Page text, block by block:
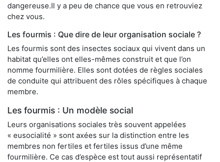
dangereuse.Il y a peu de chance que vous en retrouviez
chez vous.
Les fourmis : Que dire de leur organisation sociale ?
Les fourmis sont des insectes sociaux qui vivent dans un
habitat qu’elles ont elles-mêmes construit et que l’on
nomme fourmilière. Elles sont dotées de règles sociales
de conduite qui attribuent des rôles spécifiques à chaque
membre.
Les fourmis : Un modèle social
Leurs organisations sociales très souvent appelées
« eusocialité » sont axées sur la distinction entre les
membres non fertiles et fertiles issus d’une même
fourmilière. Ce cas d’espèce est tout aussi représentatif